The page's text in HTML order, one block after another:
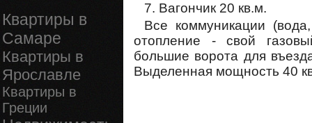
Квартиры в
Самаре
Квартиры в
Ярославле
Квартиры в
Греции
7. Вагончик 20 кв.м.
Все коммуникации
отопление - свой
большие ворота для
Выделенная мощность 40